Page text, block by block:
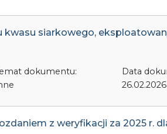
siarkowego,
dokumentu:
Data
26.02.2026
z weryfikacji za 2025 r.